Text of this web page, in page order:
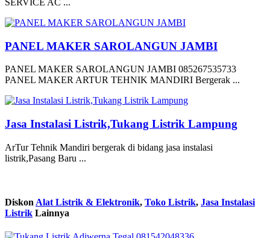
PANEL MAKER SAROLANGUN JAMBI
PANEL MAKER SAROLANGUN JAMBI 085267535733
PANEL MAKER ARTUR TEHNIK MANDIRI Bergerak ...
Jasa Instalasi Listrik,Tukang Listrik Lampung
ArTur Tehnik Mandiri bergerak di bidang jasa instalasi
listrik,Pasang Baru ...
Diskon Alat Listrik & Elektronik, Toko Listrik, Jasa Instalasi
Listrik Lainnya